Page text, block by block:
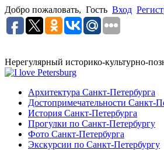
Добро пожаловать, Гость Вход
Нерегулярный историко-культурно-
Архитектура Санкт-Петербурга
Достопримечательности Санкт-
История Санкт-Петербурга
Прогулки по Санкт-Петербургу
Фото Санкт-Петербурга
Экскурсии по Санкт-Петербургу